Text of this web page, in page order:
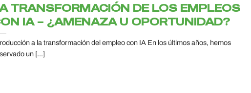
TRANSFORMACIÓN DE LOS EMPLEOS
IA – ¿AMENAZA U OPORTUNIDAD?
a la transformación del empleo con IA En los últimos años, hemos
un [...]